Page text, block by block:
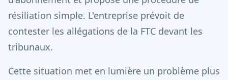
résiliation simple. L'entreprise prévoit de
contester les allégations de la FTC devant les
tribunaux.
Cette situation met en lumière un problème plus